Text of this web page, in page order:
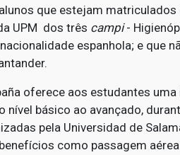
que estejam
UPM dos três campi-
espanhola; e que
oferece aos estudantes
nível básico ao avançado,
pela Universidad de
como passagem